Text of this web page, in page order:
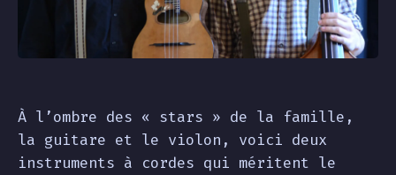
À l’ombre des « stars » de la famille,
la guitare et le violon, voici deux
instruments à cordes qui méritent le